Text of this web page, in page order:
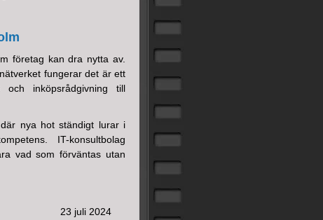
företag kan dra nytta av.
fungerar det är ett
och inköpsrådgivning till
nya hot ständigt lurar i
IT-konsultbolag
vad som förväntas utan
23 juli 2024